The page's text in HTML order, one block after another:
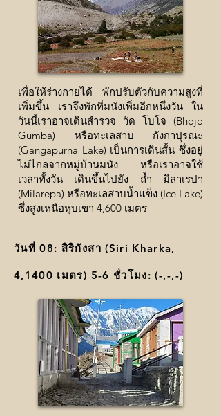
เพื่อให้ร่างกายได้ พักปรับตัวกับความสูงที่
เพิ่มขึ้น เราจึงพักที่มนังเพิ่มอีกหนึ่งวัน ใน
วันนี้เราอาจเดินสำรวจ วัด โบโจ (Bhojo
Gumba) หรือทะเลสาบ กังกาปุรณะ
(Gangapurna Lake) เป็นการเดินสั้น ซึ่งอยู่
ไม่ไกลจากหมู่บ้านมนัง หรือเราอาจใช้
เวลาทั้งวัน เดินขึ้นไปยัง ถ้ำ มิลาเรปา
(Milarepa) หรือทะเลสาบน้ำแข็ง (Ice Lake)
ซึ่งสูงเหนือหุบเขา 4,600 เมตร
วันที่ 08: สิริกังสา (Siri Kharka,
4,1400 เมตร) 5-6 ชั่วโมง: (-,-,-)